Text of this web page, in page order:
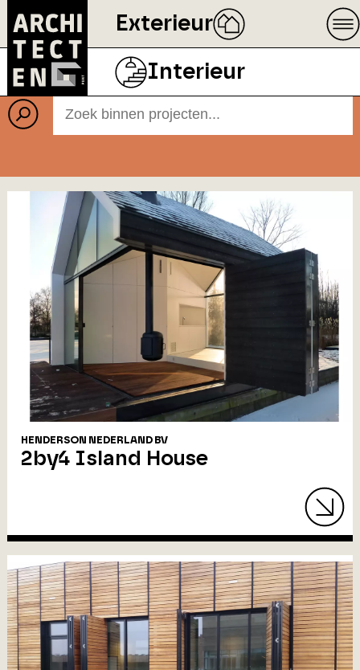
Exterieur
Interieur
Projecten
BEELD ECOPHON
HENDERSON NEDERLAND BV
2by4 Island House